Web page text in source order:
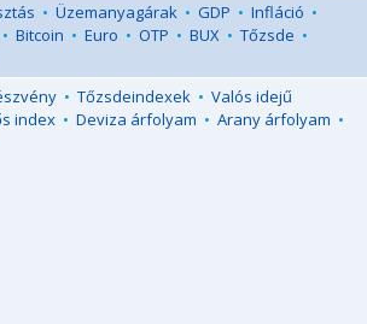
• Üzemanyagárak • GDP • Infláció •
• Bitcoin • Euro • OTP • BUX • Tőzsde •
• Tőzsdeindexek • Valós idejű
index • Deviza árfolyam • Arany árfolyam •